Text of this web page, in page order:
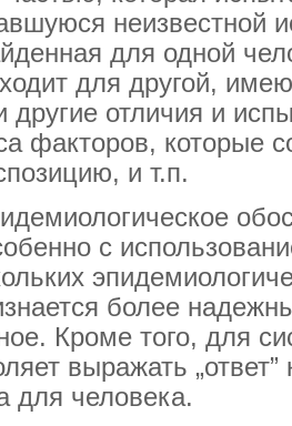
неизвестной
для одной
для другой,
другие отличия и
факторов, которые
и т.п.
с
более
Кроме того, для
выражать
для человека.